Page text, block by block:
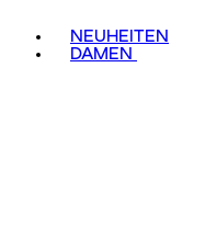
NEUHEITEN
DAMEN